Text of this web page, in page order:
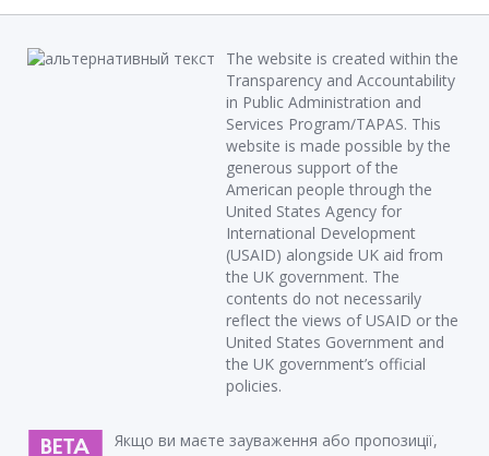
The website is created within the
Transparency and Accountability
in Public Administration and
Services Program/TAPAS. This
website is made possible by the
generous support of the
American people through the
United States Agency for
International Development
(USAID) alongside UK aid from
the UK government. The
contents do not necessarily
reflect the views of USAID or the
United States Government and
the UK government’s official
policies.
Якщо ви маєте зауваження або пропозиції,